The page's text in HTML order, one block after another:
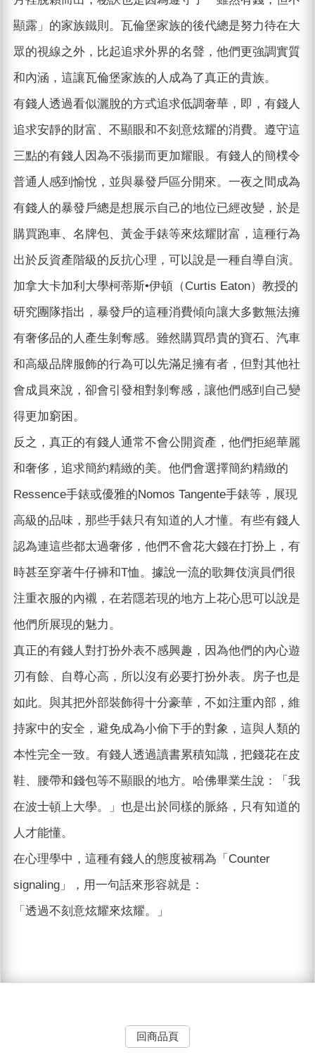
顯露」的家族鐵則。瓦倫堡家族的後代總是努力待在大
眾的視線之外，比起追求外界的名聲，他們更強調實質
和內涵，這讓瓦倫堡家族的人成為了真正的貴族。
有錢人透過看似灑脫的方式追求低調奢華，即，有錢人
追求安靜的財富、不顯眼和不刻意炫耀的消費。遵守這
三點的有錢人因為不張揚而更加耀眼。有錢人的簡樸令
普通人感到愉悅，並與暴發戶區分開來。一夜之間成為
有錢人的暴發戶總是想展示自己的地位已經改變，於是
購買跑車、名牌包、黃金手錶等來炫耀財富，這種行為
出於反資產階級的反抗心理，可以說是一種自導自演。
加拿大卡加利大學柯蒂斯•伊頓（Curtis Eaton）教授的
研究團隊指出，暴發戶的這種消費傾向讓大多數無法擁
有奢侈品的人產生剝奪感。雖然購買昂貴的寶石、汽車
和高級品牌服飾的行為可以先滿足擁有者，但對其他社
會成員來說，卻會引發相對剝奪感，讓他們感到自己變
得更加窮困。
反之，真正的有錢人通常不會公開資產，他們拒絕華麗
和奢侈，追求簡約精緻的美。他們會選擇簡約精緻的
Ressence手錶或優雅的Nomos Tangente手錶等，展現
高級的品味，那些手錶只有知道的人才懂。有些有錢人
認為連這些都太過奢侈，他們不會花大錢在打扮上，有
時甚至穿著牛仔褲和T恤。據說一流的歌舞伎演員們很
注重衣服的內襯，在若隱若現的地方上花心思可以說是
他們所展現的魅力。
真正的有錢人對打扮外表不感興趣，因為他們的內心遊
刃有餘、自尊心高，所以沒有必要打扮外表。房子也是
如此。與其把外部裝飾得十分豪華，不如注重內部，維
持家中的安全，避免成為小偷下手的對象，這與人類的
本性完全一致。有錢人透過讀書累積知識，把錢花在皮
鞋、腰帶和錢包等不顯眼的地方。哈佛畢業生說：「我
在波士頓上大學。」也是出於同樣的脈絡，只有知道的
人才能懂。
在心理學中，這種有錢人的態度被稱為「Counter
signaling」，用一句話來形容就是：
「透過不刻意炫耀來炫耀。」
回商品頁